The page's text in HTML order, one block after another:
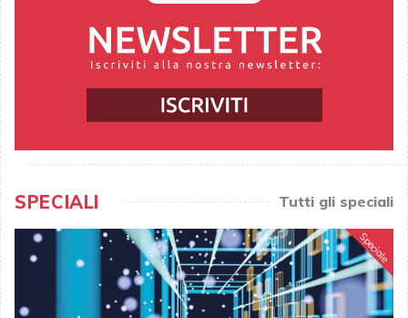
SPECIALI Tutti gli speciali
Speciale